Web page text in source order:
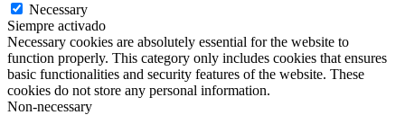
Necessary
Siempre activado
Necessary cookies are absolutely essential for the website to
function properly. This category only includes cookies that ensures
basic functionalities and security features of the website. These
cookies do not store any personal information.
Non-necessary